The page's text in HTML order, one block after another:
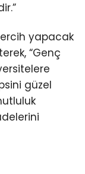
yapacak
“Genç
güzel